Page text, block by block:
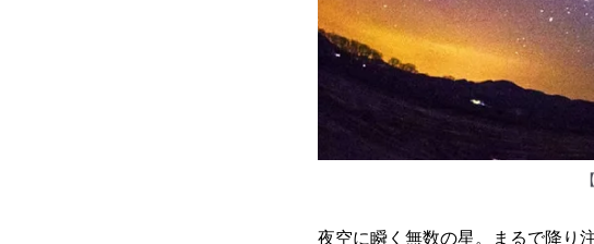
夜空に瞬く無数の星。まるで降り